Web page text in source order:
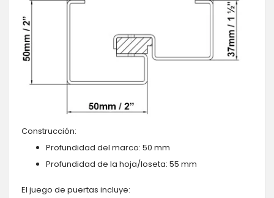
Construcción:
Profundidad del marco: 50 mm
Profundidad de la hoja/loseta: 55 mm
El juego de puertas incluye: